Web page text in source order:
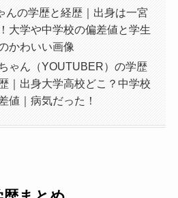
んの学歴と経歴｜出身は一宮
大学や中学校の偏差値と学生
かわいい画像
ゃん（YOUTUBER）の学歴
｜出身大学高校どこ？中学校
値｜病気だった！